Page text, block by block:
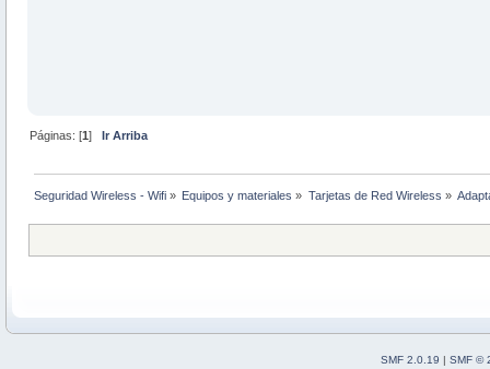
Páginas: [1]Ir Arriba
Seguridad Wireless - Wifi » Equipos y materiales » Tarjetas de Red Wireless »
SMF 2.0.19 | SMF ©